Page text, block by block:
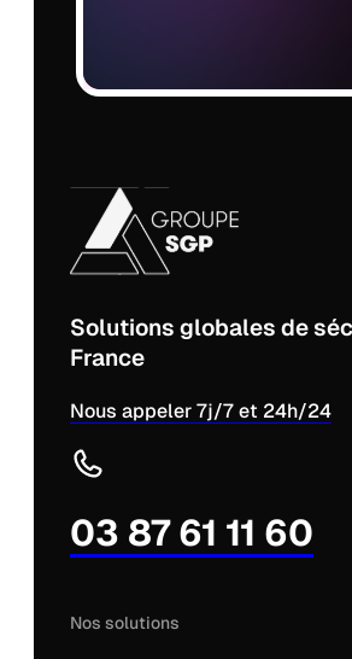
Solutions globales de
France
Nous appeler 7j/7 et 24h/24
03 87 61 11 60
Nos solutions